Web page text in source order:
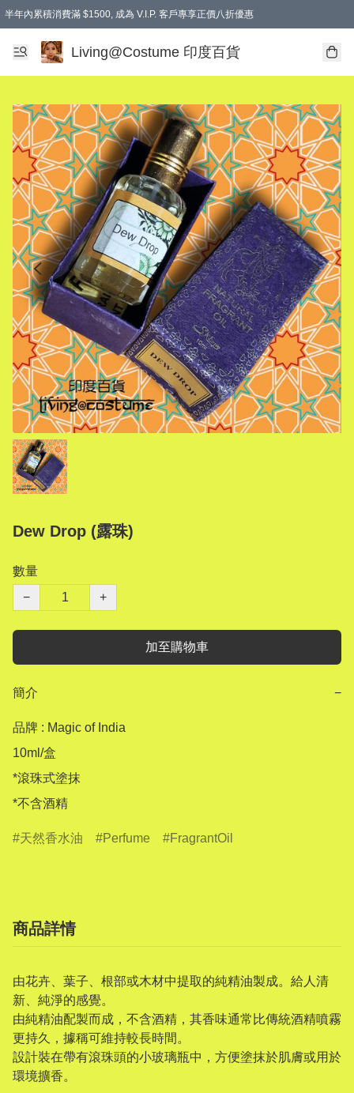
半年內累積消費滿 $1500, 成為 V.I.P. 客戶專享正價八折優惠
滿$600免本地運費
Living@Costume 印度百貨
Dew Drop (露珠)
數量
−
+
加至購物車
簡介 −
品牌 : Magic of India
10ml/盒
*滾珠式塗抹
*不含酒精
天然香水油 Perfume FragrantOil
商品詳情
由花卉、葉子、根部或木材中提取的純精油製成。給人清
新、純淨的感覺。
由純精油配製而成，不含酒精，其香味通常比傳統酒精噴霧
更持久，據稱可維持較長時間。
設計裝在帶有滾珠頭的小玻璃瓶中，方便塗抹於肌膚或用於
環境擴香。